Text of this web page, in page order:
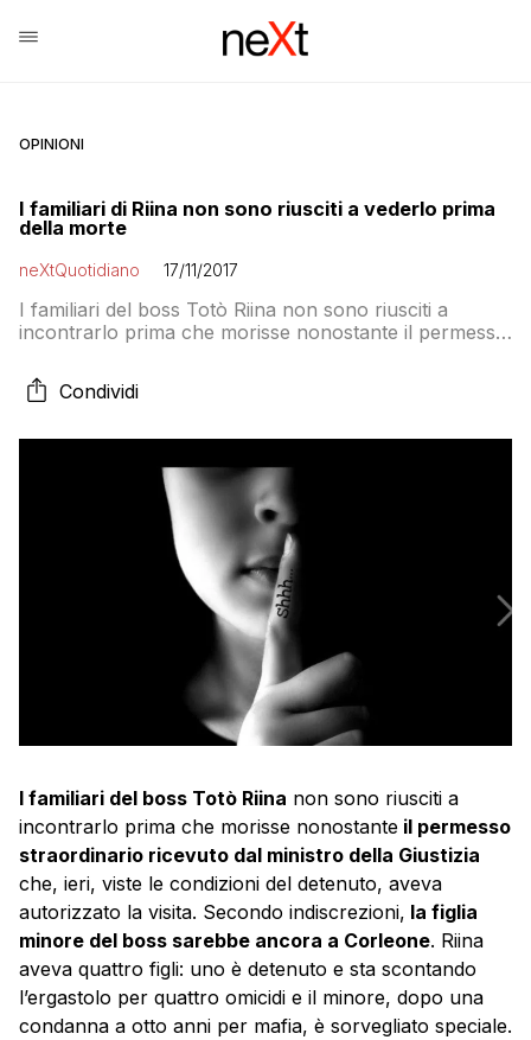
OPINIONI
I familiari di Riina non sono riusciti a vederlo prima
della morte
neXtQuotidiano 17/11/2017
I familiari del boss Totò Riina non sono riusciti a
incontrarlo prima che morisse nonostante il permesso
ieri, viste le condizioni del detenuto, aveva autorizzato
la visita. Secondo indiscrezioni, la figlia minore del
figli: uno è detenuto e sta scontando […]
Condividi
I familiari del boss Totò Riina non sono riusciti a
incontrarlo prima che morisse nonostante il permesso
straordinario ricevuto dal ministro della Giustizia
che, ieri, viste le condizioni del detenuto, aveva
autorizzato la visita. Secondo indiscrezioni, la figlia
minore del boss sarebbe ancora a Corleone. Riina
aveva quattro figli: uno è detenuto e sta scontando
l’ergastolo per quattro omicidi e il minore, dopo una
condanna a otto anni per mafia, è sorvegliato speciale.